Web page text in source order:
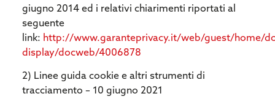
giugno 2014 ed i relativi chiarimenti riportati al
seguente
link: http://www.garanteprivacy.it/web/guest/home/
display/docweb/4006878
2) Linee guida cookie e altri strumenti di
tracciamento – 10 giugno 2021